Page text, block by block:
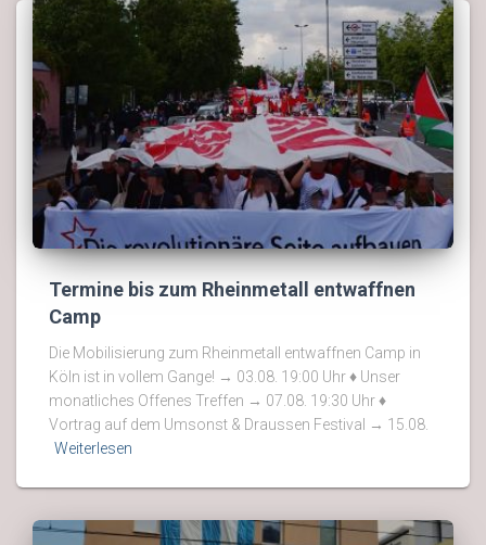
Termine bis zum Rheinmetall entwaffnen
Camp
Die Mobilisierung zum Rheinmetall entwaffnen Camp in
Köln ist in vollem Gange! → 03.08. 19:00 Uhr ♦ Unser
monatliches Offenes Treffen → 07.08. 19:30 Uhr ♦
Vortrag auf dem Umsonst & Draussen Festival → 15.08.
Weiterlesen